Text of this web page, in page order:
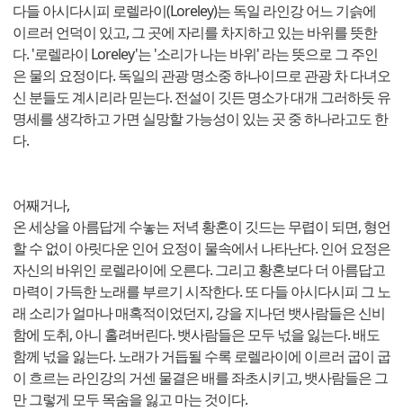
다들 아시다시피 로렐라이(Loreley)는 독일 라인강 어느 기슭에
이르러 언덕이 있고, 그 곳에 자리를 차지하고 있는 바위를 뜻한
다. '로렐라이 Loreley'는 '소리가 나는 바위' 라는 뜻으로 그 주인
은 물의 요정이다. 독일의 관광 명소중 하나이므로 관광 차 다녀오
신 분들도 계시리라 믿는다. 전설이 깃든 명소가 대개 그러하듯 유
명세를 생각하고 가면 실망할 가능성이 있는 곳 중 하나라고도 한
다.
어째거나,
온 세상을 아름답게 수놓는 저녁 황혼이 깃드는 무렵이 되면, 형언
할 수 없이 아릿다운 인어 요정이 물속에서 나타난다. 인어 요정은
자신의 바위인 로렐라이에 오른다. 그리고 황혼보다 더 아름답고
마력이 가득한 노래를 부르기 시작한다. 또 다들 아시다시피 그 노
래 소리가 얼마나 매혹적이었던지, 강을 지나던 뱃사람들은 신비
함에 도취, 아니 홀려버린다. 뱃사람들은 모두 넋을 잃는다. 배도
함께 넋을 잃는다. 노래가 거듭될 수록 로렐라이에 이르러 굽이 굽
이 흐르는 라인강의 거센 물결은 배를 좌초시키고, 뱃사람들은 그
만 그렇게 모두 목숨을 잃고 마는 것이다.